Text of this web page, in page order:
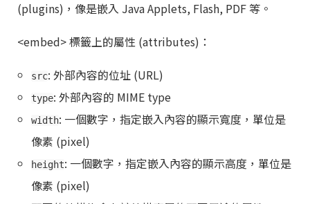
(plugins)，像是嵌入 Java Applets, Flash, PDF 等。
<embed> 標籤上的屬性 (attributes)：
src: 外部內容的位址 (URL)
type: 外部內容的 MIME type
width: 一個數字，指定嵌入內容的顯示寬度，單位是
像素 (pixel)
height: 一個數字，指定嵌入內容的顯示高度，單位是
像素 (pixel)